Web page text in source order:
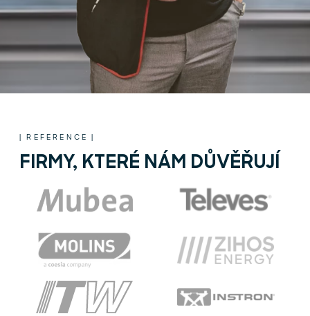
| REFERENCE |
FIRMY, KTERÉ NÁM DŮVĚŘUJÍ